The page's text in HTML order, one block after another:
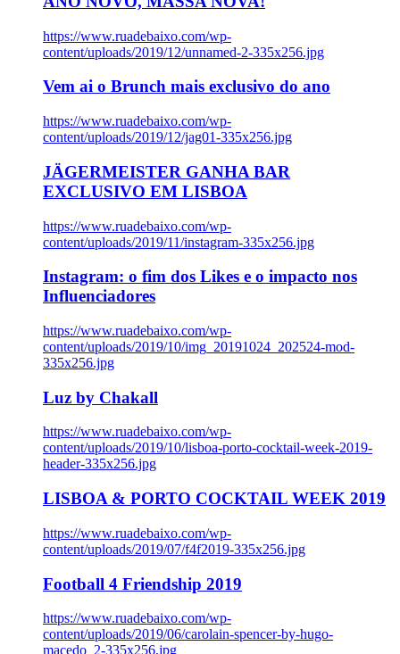
https://www.ruadebaixo.com/wp-
content/uploads/2019/12/unnamed-2-335x256.jpg
Vem ai o Brunch mais exclusivo do ano
https://www.ruadebaixo.com/wp-
content/uploads/2019/12/jag01-335x256.jpg
JÄGERMEISTER GANHA BAR
EXCLUSIVO EM LISBOA
https://www.ruadebaixo.com/wp-
content/uploads/2019/11/instagram-335x256.jpg
Instagram: o fim dos Likes e o impacto nos
Influenciadores
https://www.ruadebaixo.com/wp-
content/uploads/2019/10/img_20191024_202524-mod-
335x256.jpg
Luz by Chakall
https://www.ruadebaixo.com/wp-
content/uploads/2019/10/lisboa-porto-cocktail-week-2019-
header-335x256.jpg
LISBOA & PORTO COCKTAIL WEEK 2019
https://www.ruadebaixo.com/wp-
content/uploads/2019/07/f4f2019-335x256.jpg
Football 4 Friendship 2019
https://www.ruadebaixo.com/wp-
content/uploads/2019/06/carolain-spencer-by-hugo-
macedo_2-335x256.jpg